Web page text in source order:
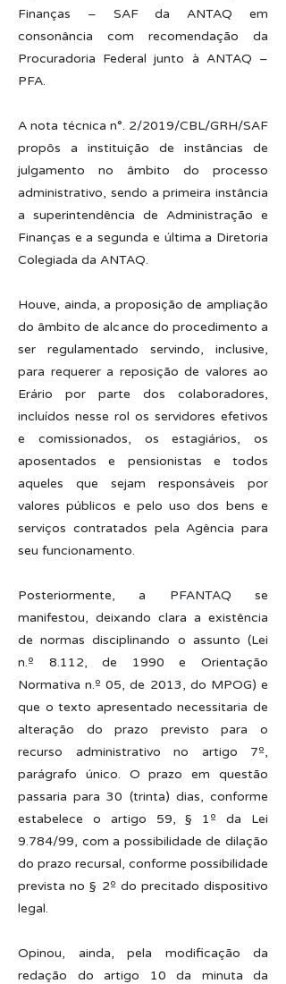
Finanças – SAF da ANTAQ em
consonância com recomendação da
Procuradoria Federal junto à ANTAQ –
PFA.
A nota técnica n°. 2/2019/CBL/GRH/SAF
propôs a instituição de instâncias de
julgamento no âmbito do processo
administrativo, sendo a primeira instância
a superintendência de Administração e
Finanças e a segunda e última a Diretoria
Colegiada da ANTAQ.
Houve, ainda, a proposição de ampliação
do âmbito de alcance do procedimento a
ser regulamentado servindo, inclusive,
para requerer a reposição de valores ao
Erário por parte dos colaboradores,
incluídos nesse rol os servidores efetivos
e comissionados, os estagiários, os
aposentados e pensionistas e todos
aqueles que sejam responsáveis por
valores públicos e pelo uso dos bens e
serviços contratados pela Agência para
seu funcionamento.
Posteriormente, a PFANTAQ se
manifestou, deixando clara a existência
de normas disciplinando o assunto (Lei
n.º 8.112, de 1990 e Orientação
Normativa n.º 05, de 2013, do MPOG) e
que o texto apresentado necessitaria de
alteração do prazo previsto para o
recurso administrativo no artigo 7º,
parágrafo único. O prazo em questão
passaria para 30 (trinta) dias, conforme
estabelece o artigo 59, § 1º da Lei
9.784/99, com a possibilidade de dilação
do prazo recursal, conforme possibilidade
prevista no § 2º do precitado dispositivo
legal.
Opinou, ainda, pela modificação da
redação do artigo 10 da minuta da